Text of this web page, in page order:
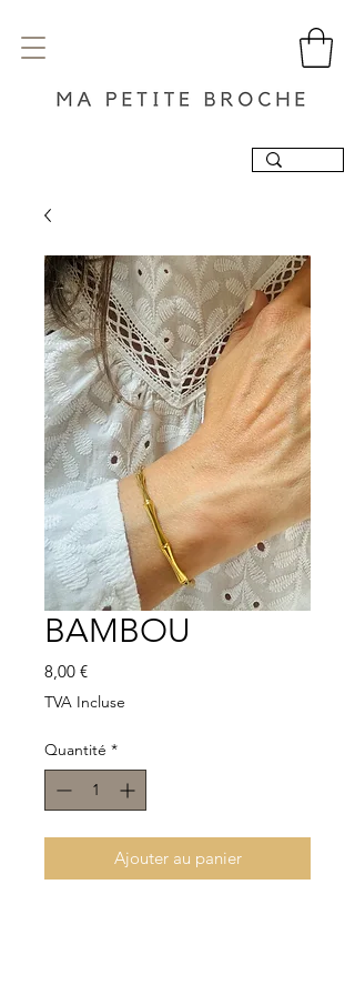
BAMBOU
8,00 €Prix
TVA Incluse
Quantité *
Ajouter au panier